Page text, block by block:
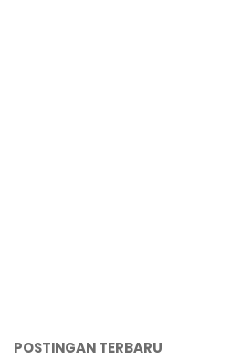
POSTINGAN TERBARU